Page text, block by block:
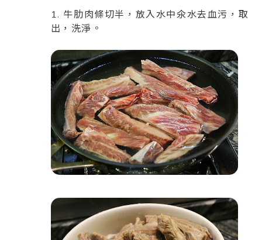
1. 牛肋肉條切半，放入水中氽水去血污，取
出，洗淨。